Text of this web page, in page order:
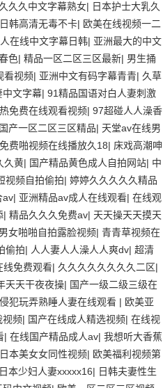
久久中文字幕熟女| 日本护士大乳久
韩高清无毒不卡| 欧美在线视频一二
在线中文字幕日韩| 亚洲最大的中文
色| 精品一区二区三区最新| 男生捅
看视频| 亚洲中文有码字幕青青| 久草
中文字幕| 91精品国语对白人妻刺激
免费在线观看视频| 97超碰人人澡香
产一区二区三区精品| 天堂av在线男
免费啪视频在线播放久18| 床戏高潮呻
久黄| 国产精品黄色成人自拍网站| 中
视频自拍偷拍| 婷婷久久久久久精品
av| 亚洲精品av成人在线观看| 在线观
| 精品久久久免费av| 天天操天天摸天
男女啪啪自拍露脸视频| 青青草视频在
偷拍| 人人妻人人澡人人爽dv| 超清
线免费观看| 久久久久久久久久二区|
天天干夜夜操| 国产一级二级三级在
犯玩弄熟睡人妻在线观看 | 欧美亚
视频| 国产在线成人精选视频| 在线视
| 在线国产精品成人av| 我想听大香蕉
日本美女女同性视频| 欧美福利视频第
日本少妇人妻xxxxx16| 日韩夫妻性生